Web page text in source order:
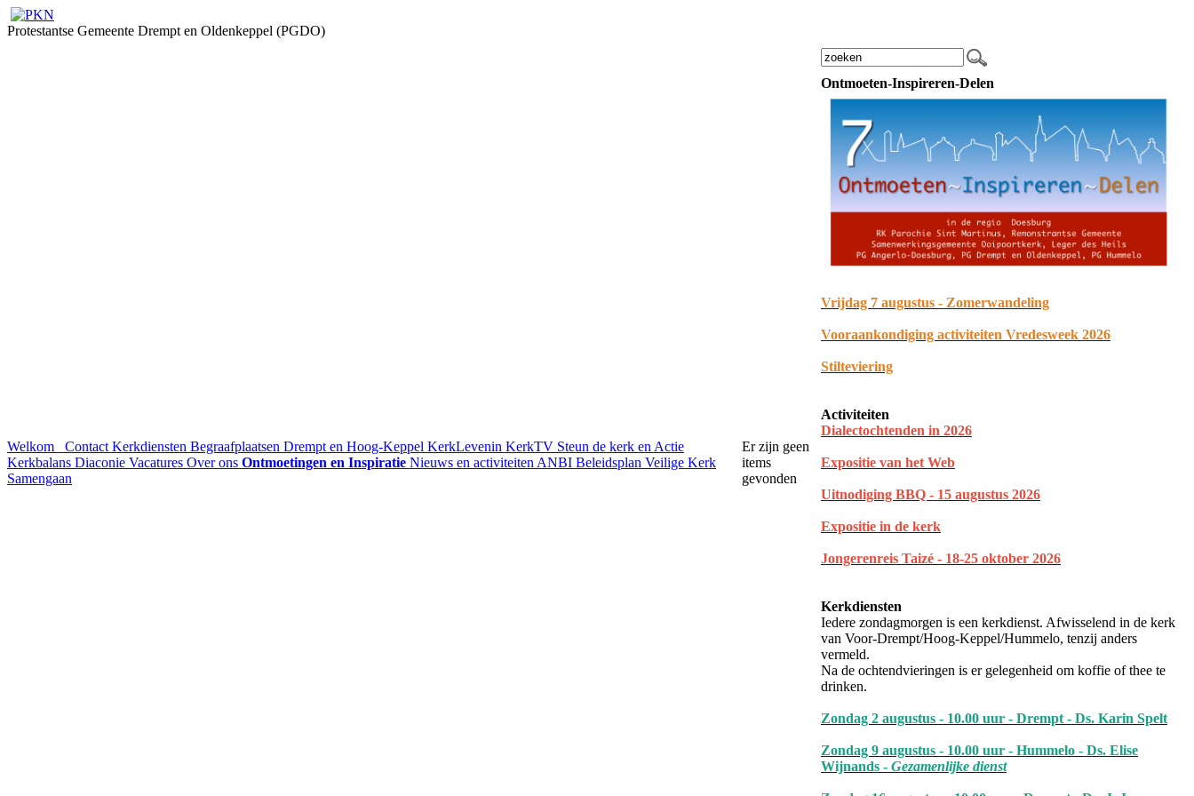
Protestantse Gemeente Drempt en Oldenkeppel (PGDO)
Welkom Contact Kerkdiensten Begraafplaatsen Drempt en Hoog-Keppel KerkLevenin KerkTV Steun de kerk en Actie
Kerkbalans Diaconie Vacatures Over ons Ontmoetingen en Inspiratie Nieuws en activiteiten ANBI Beleidsplan Veilige Kerk
Samengaan
Er zijn geen
items
gevonden
Ontmoeten-Inspireren-Delen
Vrijdag 7 augustus - Zomerwandeling
Vooraankondiging activiteiten Vredesweek 2026
Stilteviering
Activiteiten
Dialectochtenden in 2026
Expositie van het Web
Uitnodiging BBQ - 15 augustus 2026
Expositie in de kerk
Jongerenreis Taizé - 18-25 oktober 2026
Kerkdiensten
Iedere zondagmorgen is een kerkdienst. Afwisselend in de kerk
van Voor-Drempt/Hoog-Keppel/Hummelo, tenzij anders
vermeld.
Na de ochtendvieringen is er gelegenheid om koffie of thee te
drinken.
Zondag 2 augustus - 10.00 uur - Drempt - Ds. Karin Spelt
Zondag 9 augustus - 10.00 uur - Hummelo - Ds. Elise
Wijnands - Gezamenlijke dienst